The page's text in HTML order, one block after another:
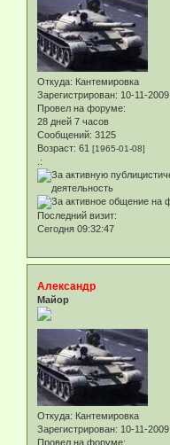
Откуда: Кантемировка
Зарегистрирован: 10-11-2009
Провел на форуме:
28 дней 7 часов
Сообщений: 3125
Возраст: 61 [1965-01-08]
.:
Последний визит:
Сегодня 09:32:47
Александр
Майор
Откуда: Кантемировка
Зарегистрирован: 10-11-2009
Провел на форуме: